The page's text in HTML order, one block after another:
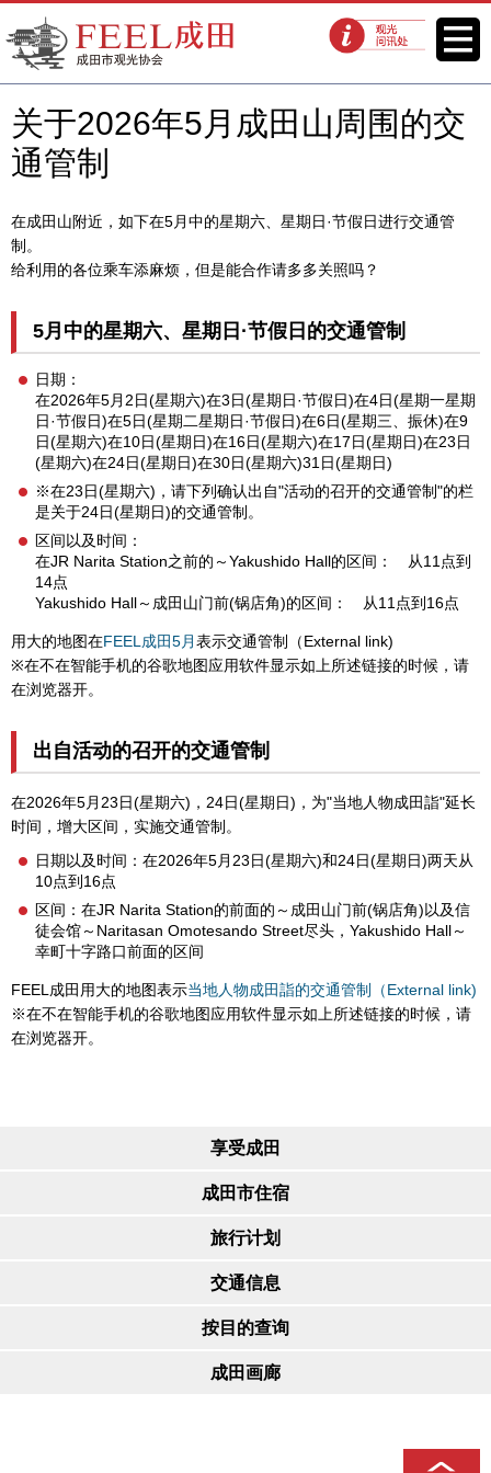
FEEL成田成田市观光协会官方网
站
观光问讯处 菜单
关于2026年5月成田山周围的交
通管制
在成田山附近，如下在5月中的星期六、星期日·节假日进行交通管
制。
给利用的各位乘车添麻烦，但是能合作请多多关照吗？
5月中的星期六、星期日·节假日的交通管制
日期：
在2026年5月2日(星期六)在3日(星期日·节假日)在4日(星期一星期
日·节假日)在5日(星期二星期日·节假日)在6日(星期三、振休)在9
日(星期六)在10日(星期日)在16日(星期六)在17日(星期日)在23日
(星期六)在24日(星期日)在30日(星期六)31日(星期日)
※在23日(星期六)，请下列确认出自"活动的召开的交通管制"的栏
是关于24日(星期日)的交通管制。
区间以及时间：
在JR Narita Station之前的～Yakushido Hall的区间： 从11点到
14点
Yakushido Hall～成田山门前(锅店角)的区间： 从11点到16点
用大的地图在FEEL成田5月表示交通管制（External link)
※在不在智能手机的谷歌地图应用软件显示如上所述链接的时候，请
在浏览器开。
出自活动的召开的交通管制
在2026年5月23日(星期六)，24日(星期日)，为"当地人物成田詣"延长
时间，增大区间，实施交通管制。
日期以及时间：在2026年5月23日(星期六)和24日(星期日)两天从
10点到16点
区间：在JR Narita Station的前面的～成田山门前(锅店角)以及信
徒会馆～Naritasan Omotesando Street尽头，Yakushido Hall～
幸町十字路口前面的区间
FEEL成田用大的地图表示当地人物成田詣的交通管制（External link)
※在不在智能手机的谷歌地图应用软件显示如上所述链接的时候，请
在浏览器开。
享受成田
成田市住宿
旅行计划
交通信息
按目的查询
成田画廊